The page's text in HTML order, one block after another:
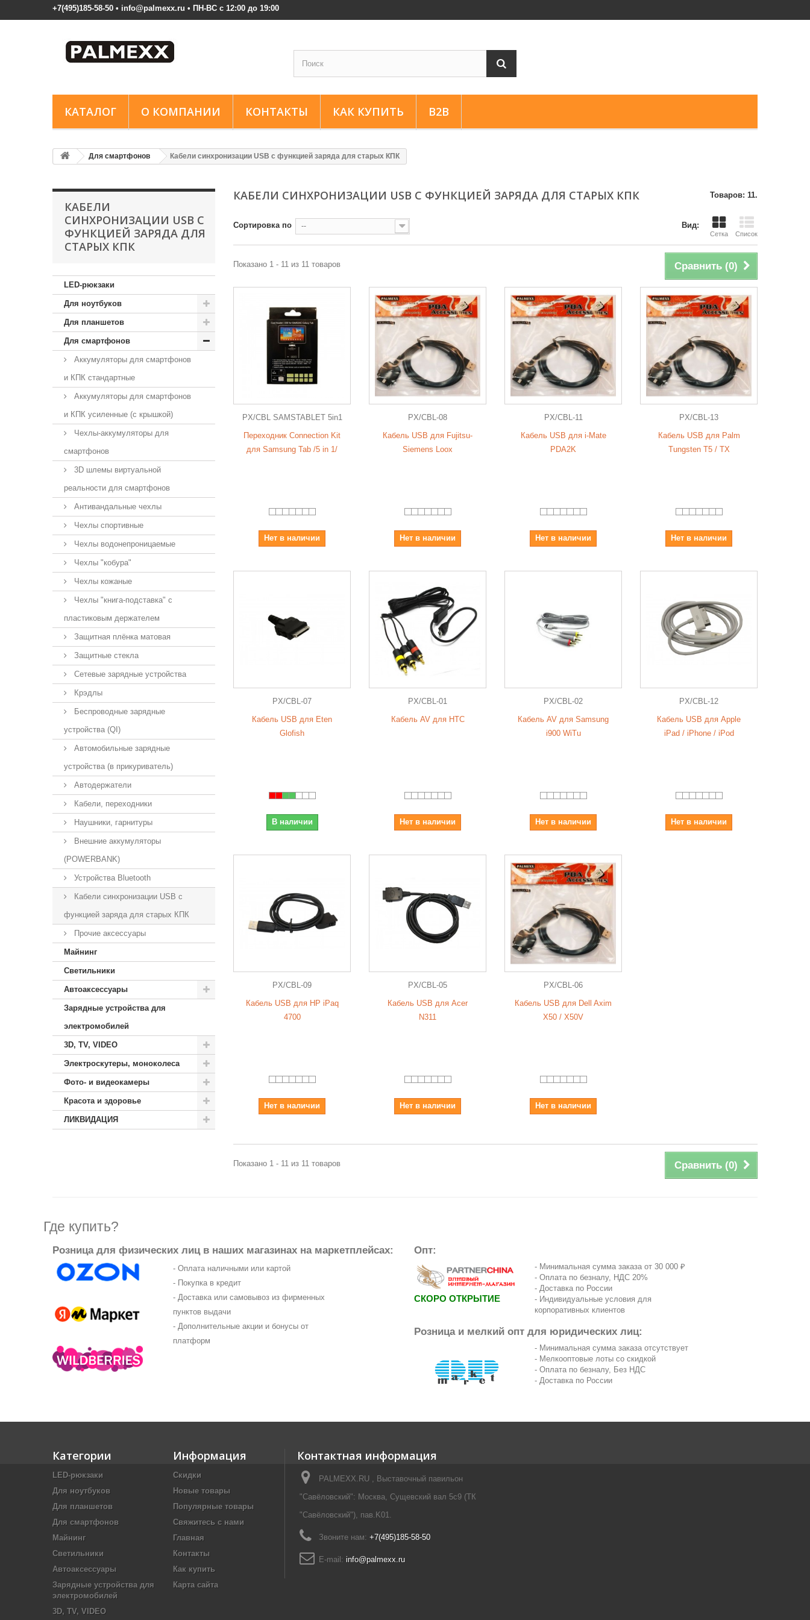
+7(495)185-58-50 • info@palmexx.ru • ПН-ВС с 12:00 до 19:00
КАТАЛОГ О КОМПАНИИ КОНТАКТЫ КАК КУПИТЬ B2B
Для смартфонов Кабели синхронизации USB с функцией заряда для старых КПК
КАБЕЛИ
СИНХРОНИЗАЦИИ USB С
ФУНКЦИЕЙ ЗАРЯДА ДЛЯ
СТАРЫХ КПК
LED-рюкзаки
Для ноутбуков
Для планшетов
Для смартфонов
Аккумуляторы для смартфонов
и КПК стандартные
Аккумуляторы для смартфонов
и КПК усиленные (с крышкой)
Чехлы-аккумуляторы для
смартфонов
3D шлемы виртуальной
реальности для смартфонов
Антивандальные чехлы
Чехлы спортивные
Чехлы водонепроницаемые
Чехлы "кобура"
Чехлы кожаные
Чехлы "книга-подставка" с
пластиковым держателем
Защитная плёнка матовая
Защитные стекла
Сетевые зарядные устройства
Крэдлы
Беспроводные зарядные
устройства (QI)
Автомобильные зарядные
устройства (в прикуриватель)
Автодержатели
Кабели, переходники
Наушники, гарнитуры
Внешние аккумуляторы
(POWERBANK)
Устройства Bluetooth
Кабели синхронизации USB с
функцией заряда для старых КПК
Прочие аксессуары
Майнинг
Светильники
Автоаксессуары
Зарядные устройства для
электромобилей
3D, TV, VIDEO
Электроскутеры, моноколеса
Фото- и видеокамеры
Красота и здоровье
ЛИКВИДАЦИЯ
КАБЕЛИ СИНХРОНИЗАЦИИ USB С ФУНКЦИЕЙ ЗАРЯДА ДЛЯ СТАРЫХ КПК Товаров: 11.
Вид:
Сетка Список
Сортировка по --
Сравнить (0)
Показано 1 - 11 из 11 товаров
PX/CBL SAMSTABLET 5in1
Переходник Connection Kit
для Samsung Tab /5 in 1/
Нет в наличии
PX/CBL-08
Кабель USB для Fujitsu-
Siemens Loox
Нет в наличии
PX/CBL-11
Кабель USB для i-Mate
PDA2K
Нет в наличии
PX/CBL-13
Кабель USB для Palm
Tungsten T5 / TX
Нет в наличии
PX/CBL-07
Кабель USB для Eten
Glofish
В наличии
PX/CBL-01
Кабель AV для HTC
Нет в наличии
PX/CBL-02
Кабель AV для Samsung
i900 WiTu
Нет в наличии
PX/CBL-12
Кабель USB для Apple
iPad / iPhone / iPod
Нет в наличии
PX/CBL-09
Кабель USB для HP iPaq
4700
Нет в наличии
PX/CBL-05
Кабель USB для Acer
N311
Нет в наличии
PX/CBL-06
Кабель USB для Dell Axim
X50 / X50V
Нет в наличии
Сравнить (0)
Показано 1 - 11 из 11 товаров
Где купить?
Розница для физических лиц в наших магазинах на маркетплейсах:
- Оплата наличными или картой
- Покупка в кредит
- Доставка или самовывоз из фирменных
пунктов выдачи
- Дополнительные акции и бонусы от
платформ
Опт:
СКОРО ОТКРЫТИЕ
- Минимальная сумма заказа от 30 000 ₽
- Оплата по безналу, НДС 20%
- Доставка по России
- Индивидуальные условия для
корпоративных клиентов
Розница и мелкий опт для юридических лиц:
- Минимальная сумма заказа отсутствует
- Мелкооптовые лоты со скидкой
- Оплата по безналу, Без НДС
- Доставка по России
Категории
LED-рюкзаки
Для ноутбуков
Для планшетов
Для смартфонов
Майнинг
Светильники
Автоаксессуары
Зарядные устройства для
электромобилей
3D, TV, VIDEO
Информация
Скидки
Новые товары
Популярные товары
Свяжитесь с нами
Главная
Контакты
Как купить
Карта сайта
Контактная информация
PALMEXX.RU , Выставочный павильон
"Савёловский": Москва, Сущевский вал 5с9 (ТК
"Савёловский"), пав.K01.
Звоните нам: +7(495)185-58-50
E-mail: info@palmexx.ru